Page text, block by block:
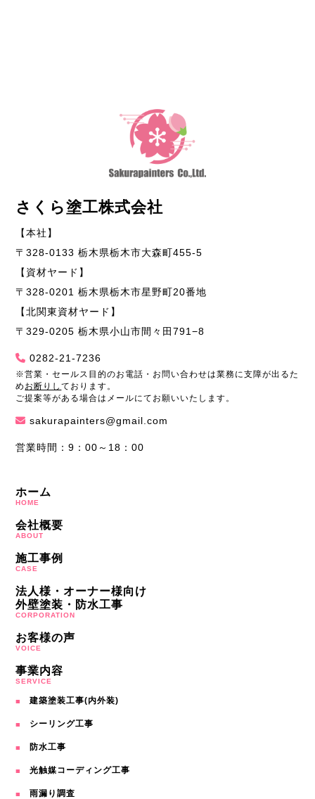
さくら塗工株式会社
【本社】
〒328-0133 栃木県栃木市大森町455-5
【資材ヤード】
〒328-0201 栃木県栃木市星野町20番地
【北関東資材ヤード】
〒329-0205 栃木県小山市間々田791−8
0282-21-7236
※営業・セールス目的のお電話・お問い合わせは業務に支障が出るた
め お断りしております。
ご提案等がある場合はメールにてお願いいたします。
sakurapainters@gmail.com
営業時間：9：00～18：00
ホーム
HOME
会社概要
ABOUT
施工事例
CASE
法人様・オーナー様向け
外壁塗装・防水工事
CORPORATION
お客様の声
VOICE
事業内容
SERVICE
建築塗装工事(内外装)
シーリング工事
防水工事
光触媒コーディング工事
雨漏り調査